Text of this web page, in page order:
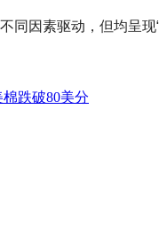
同因素驱动，但均呈
跌破80美分